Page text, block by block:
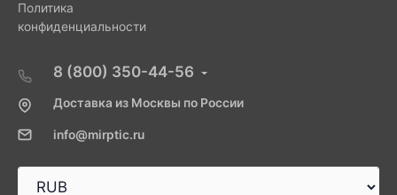
Политика
конфиденциальности
8 (800) 350-44-56
Доставка из Москвы по России
info@mirptic.ru